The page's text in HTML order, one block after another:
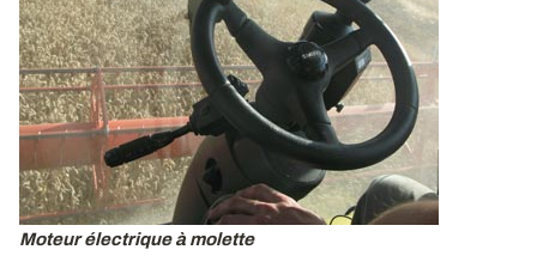
Moteur électrique à molette